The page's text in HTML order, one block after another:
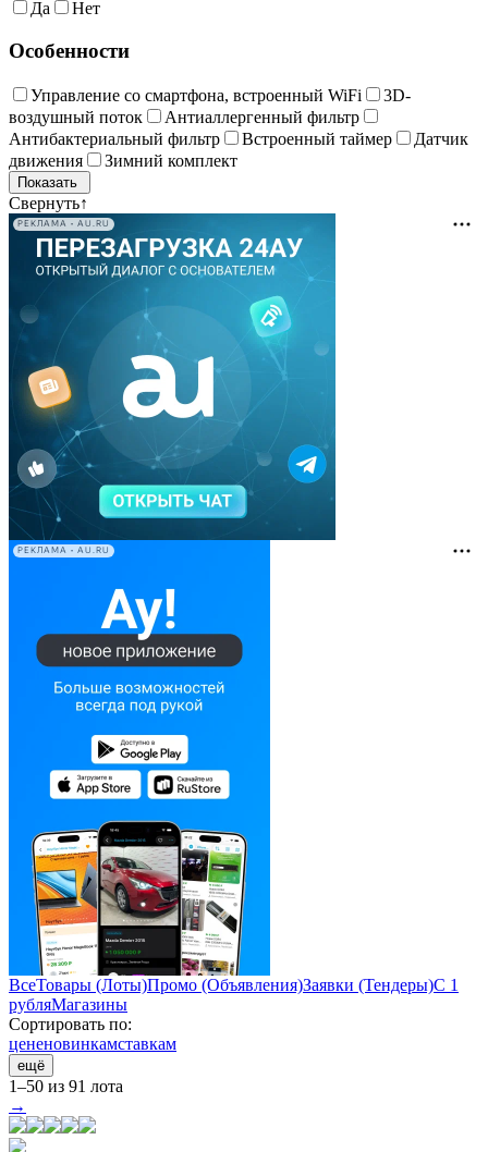
Да Нет
Особенности
Управление со смартфона, встроенный WiFi
3D-
воздушный поток
Антиаллергенный фильтр
Антибактериальный фильтр
Встроенный таймер
Датчик
движения
Зимний комплект
Свернуть↑
РЕКЛАМА • AU.RU
РЕКЛАМА • AU.RU
ВсеТовары (Лоты)Промо (Объявления)Заявки (Тендеры)С 1
рубляМагазины
Сортировать по:
цененовинкамставкам
ещё
1–50 из 91 лота
→